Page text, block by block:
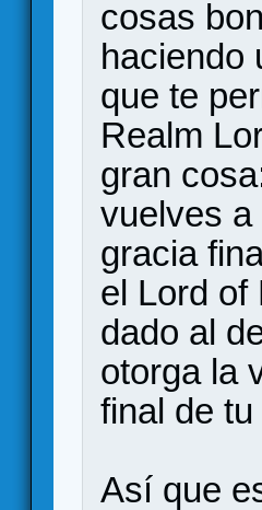
cosas
haciendo
que te
Realm
gran
vuelves a
gracia
el Lord of
dado al
otorga la
final de
Así que